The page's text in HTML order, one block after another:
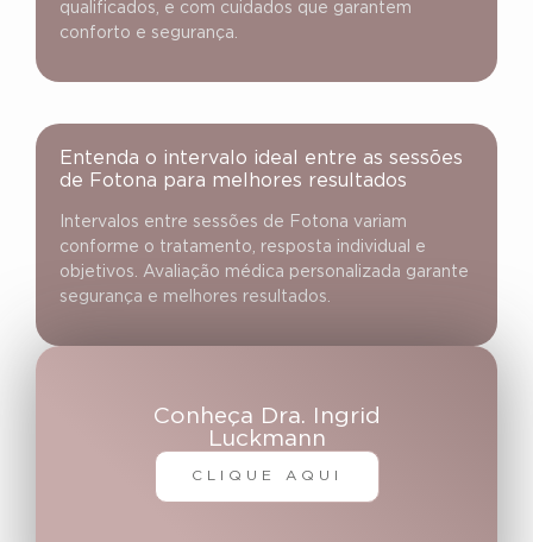
qualificados, e com cuidados que garantem
conforto e segurança.
Entenda o intervalo ideal entre as sessões
de Fotona para melhores resultados
Intervalos entre sessões de Fotona variam
conforme o tratamento, resposta individual e
objetivos. Avaliação médica personalizada garante
segurança e melhores resultados.
Conheça Dra. Ingrid
Luckmann
CLIQUE AQUI